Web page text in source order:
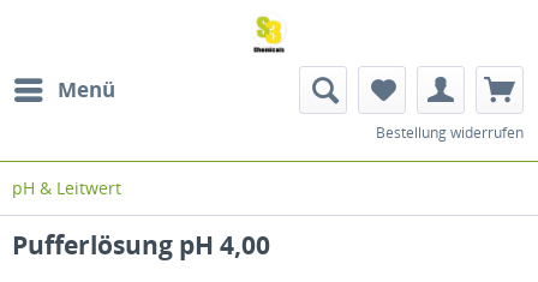
Menü
Bestellung widerrufen
pH & Leitwert
Pufferlösung pH 4,00